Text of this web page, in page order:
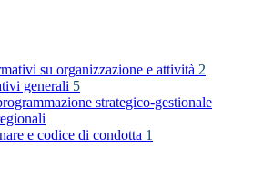
su organizzazione e attività 2
generali 5
strategico-gestionale
e codice di condotta 1